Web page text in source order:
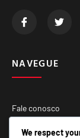
NAVEGUE
Fale conosco
Quem Somos
We respect